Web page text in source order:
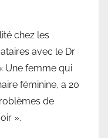
chez les
avec le Dr
Une femme qui
féminine, a 20
de
».